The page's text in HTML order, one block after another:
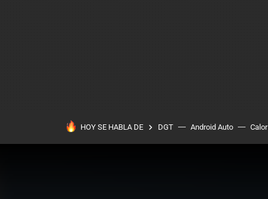
HOY SE HABLA DE DGT Android Auto Calor